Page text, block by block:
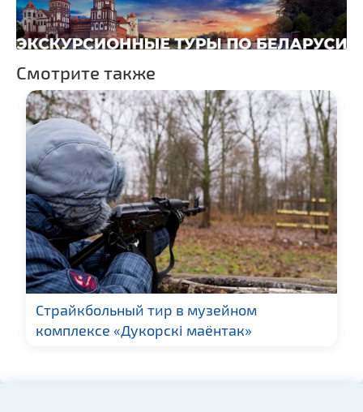
Смотрите также
Страйкбольный тир в музейном
комплексе «Дукорскі маёнтак»